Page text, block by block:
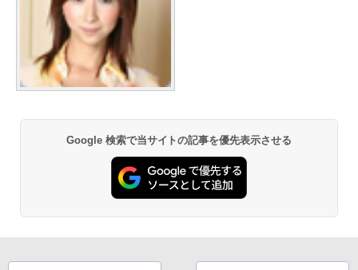
Google 検索で当サイトの記事を優先表示させる